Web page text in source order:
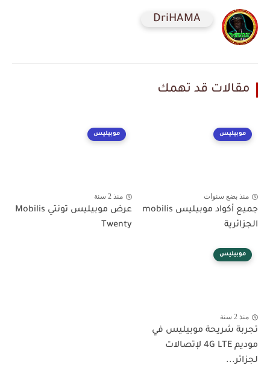
DriHAMA
مقالات قد تهمك
موبيليس
منذ بضع سنوات
جميع أكواد موبيليس mobilis
الجزائرية
موبيليس
منذ 2 سنة
عرض موبيليس تونتي Mobilis
Twenty
موبيليس
منذ 2 سنة
تجربة شريحة موبيليس في
موديم 4G LTE لإتصالات
لجزائر...